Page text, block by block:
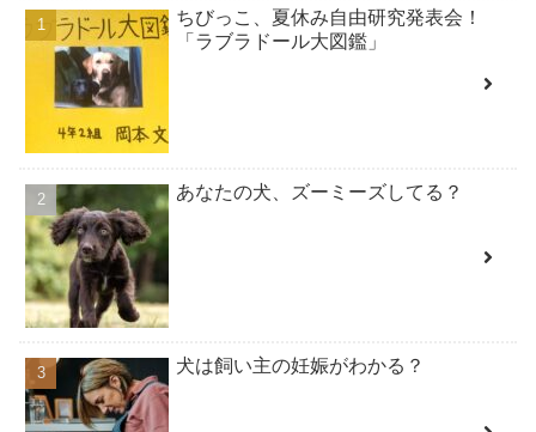
ちびっこ、夏休み自由研究発表会！
「ラブラドール大図鑑」
あなたの犬、ズーミーズしてる？
犬は飼い主の妊娠がわかる？